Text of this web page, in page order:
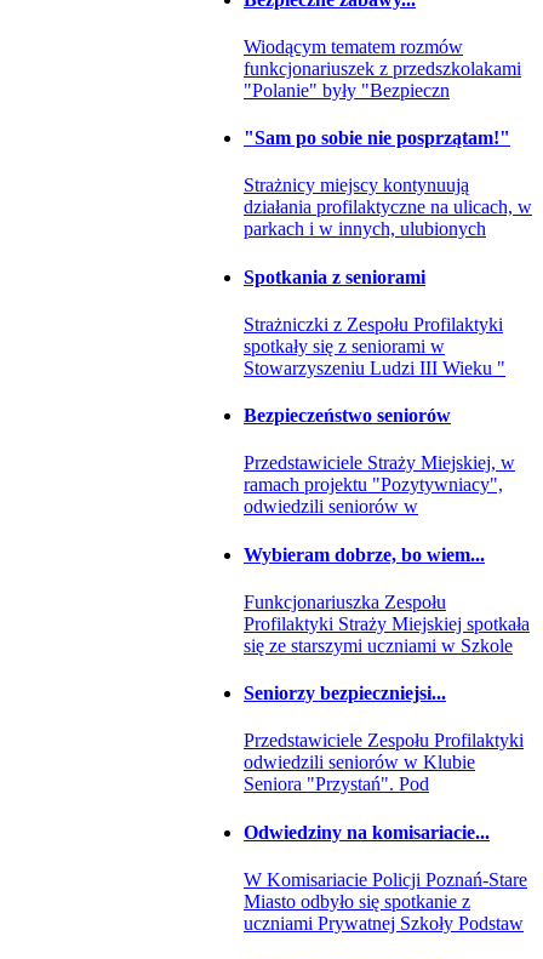
Wiodącym tematem rozmów
funkcjonariuszek z przedszkolakami
"Polanie" były "Bezpieczn
"Sam po sobie nie posprzątam!"
Strażnicy miejscy kontynuują
działania profilaktyczne na ulicach, w
parkach i w innych, ulubionych
Spotkania z seniorami
Strażniczki z Zespołu Profilaktyki
spotkały się z seniorami w
Stowarzyszeniu Ludzi III Wieku "
Bezpieczeństwo seniorów
Przedstawiciele Straży Miejskiej, w
ramach projektu "Pozytywniacy",
odwiedzili seniorów w
Wybieram dobrze, bo wiem...
Funkcjonariuszka Zespołu
Profilaktyki Straży Miejskiej spotkała
się ze starszymi uczniami w Szkole
Seniorzy bezpieczniejsi...
Przedstawiciele Zespołu Profilaktyki
odwiedzili seniorów w Klubie
Seniora "Przystań". Pod
Odwiedziny na komisariacie...
W Komisariacie Policji Poznań-Stare
Miasto odbyło się spotkanie z
uczniami Prywatnej Szkoły Podstaw